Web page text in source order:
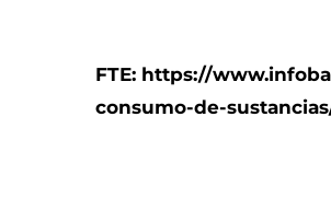
FTE: https://
consumo-de-